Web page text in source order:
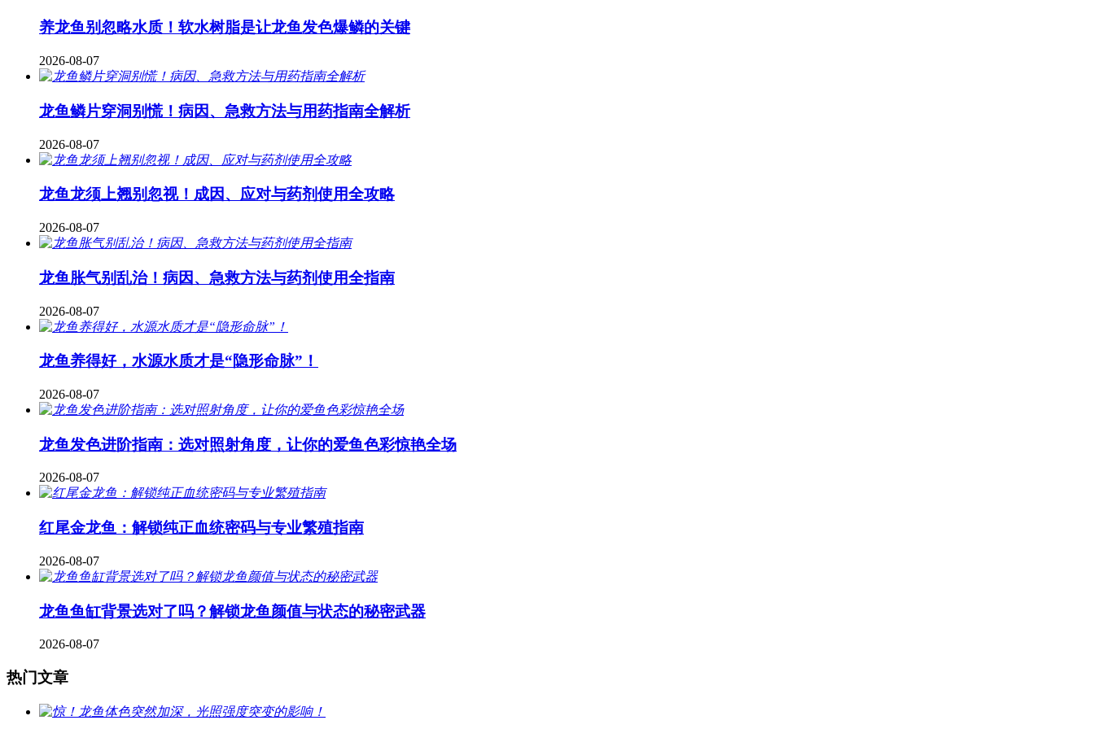
养龙鱼别忽略水质！软水树脂是让龙鱼发色爆鳞的关键
2026-08-07
龙鱼鳞片穿洞别慌！病因、急救方法与用药指南全解析
2026-08-07
龙鱼龙须上翘别忽视！成因、应对与药剂使用全攻略
2026-08-07
龙鱼胀气别乱治！病因、急救方法与药剂使用全指南
2026-08-07
龙鱼养得好，水源水质才是“隐形命脉”！
2026-08-07
龙鱼发色进阶指南：选对照射角度，让你的爱鱼色彩惊艳全场
2026-08-07
红尾金龙鱼：解锁纯正血统密码与专业繁殖指南
2026-08-07
龙鱼鱼缸背景选对了吗？解锁龙鱼颜值与状态的秘密武器
2026-08-07
热门文章